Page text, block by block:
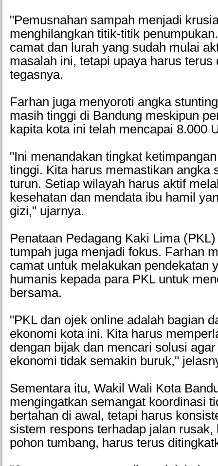
"Pemusnahan sampah menjadi
menghilangkan titik-titik
camat dan lurah yang sudah mulai
masalah ini, tetapi upaya harus terus
tegasnya.
Farhan juga menyoroti angka
masih tinggi di Bandung meskipun
kapita kota ini telah mencapai 8.000
"Ini menandakan tingkat
tinggi. Kita harus memastikan angka
turun. Setiap wilayah harus aktif
kesehatan dan mendata ibu hamil
gizi," ujarnya.
Penataan Pedagang Kaki Lima
tumpah juga menjadi fokus. Farhan
camat untuk melakukan pendekatan
humanis kepada para PKL untuk
bersama.
"PKL dan ojek online adalah bagian
ekonomi kota ini. Kita harus
dengan bijak dan mencari solusi
ekonomi tidak semakin buruk,"
Sementara itu, Wakil Wali Kota
mengingatkan semangat koordinasi
bertahan di awal, tetapi harus
sistem respons terhadap jalan rusak,
pohon tumbang, harus terus